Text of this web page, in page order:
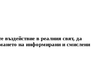
въздействие в реалния свят, да
на информирани и смислени